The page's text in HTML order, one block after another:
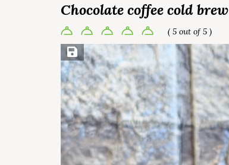
Chocolate coffee cold brew
( 5 out of 5 )
Save Recipe